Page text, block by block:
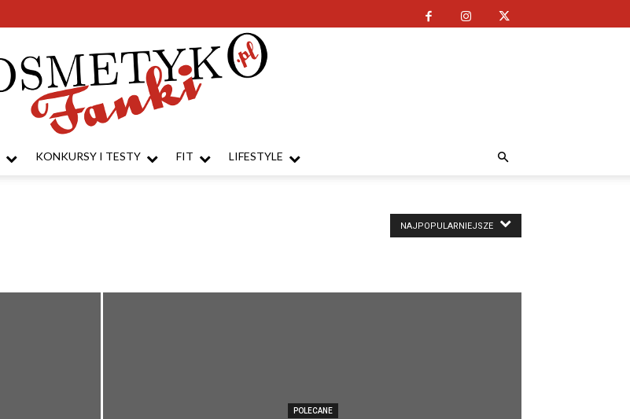
KONKURSY I TESTY FIT LIFESTYLE
NAJPOPULARNIEJSZE
POLECANE